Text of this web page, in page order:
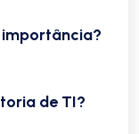
importância?
de TI?